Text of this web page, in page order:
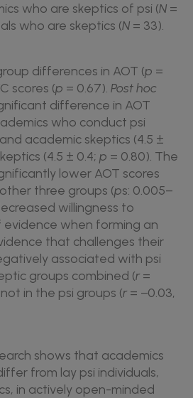
who are skeptics of psi (N =
who are skeptics (N = 33).
differences in AOT (p =
scores (p = 0.67). Post hoc
difference in AOT
who conduct psi
academic skeptics (4.5 ±
(4.5 ± 0.4; p = 0.80). The
lower AOT scores
three groups (ps: 0.005–
willingness to
when forming an
that challenges their
associated with psi
groups combined (r =
in the psi groups (r = −0.03,
shows that academics
from lay psi individuals,
in actively open-minded